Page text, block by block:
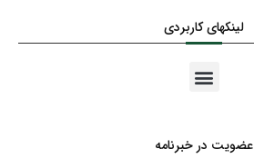
لینکهای کاربردی
عضویت در خبرنامه